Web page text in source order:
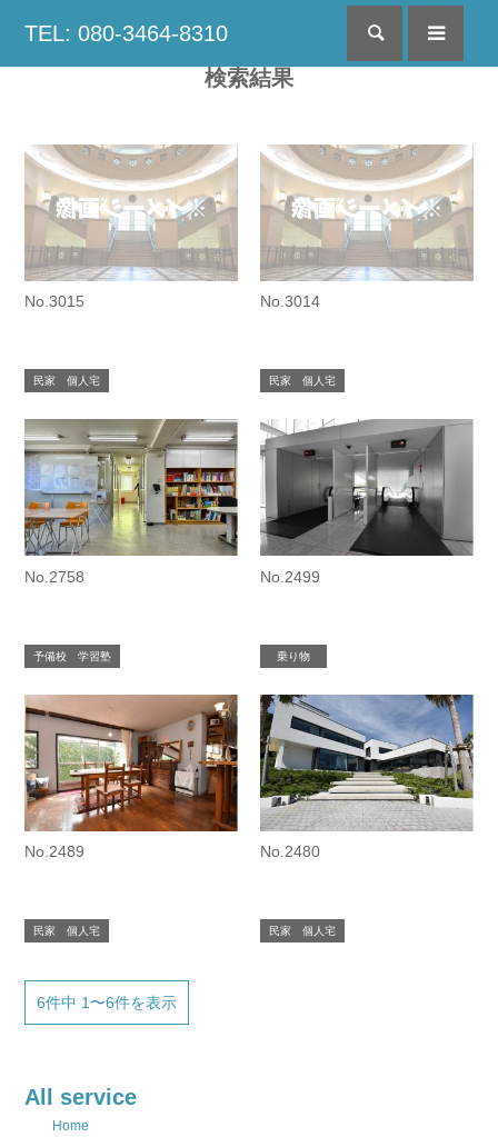
TEL: 080-3464-8310 検索
検索結果
No.3015
民家 個人宅
No.3014
民家 個人宅
No.2758
予備校 学習塾
No.2499
乗り物
No.2489
民家 個人宅
No.2480
民家 個人宅
6件中 1〜6件を表示
All service
Home